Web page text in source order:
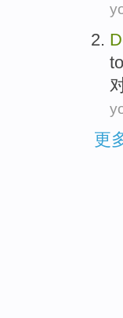
to
更